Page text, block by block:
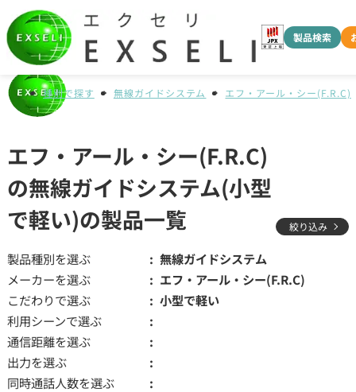
製品検索
種別で探す 無線ガイドシステム エフ・アール・シー(F.R.C)
エフ・アール・シー(F.R.C)
の無線ガイドシステム(小型
で軽い)の製品一覧
絞り込み
製品種別を選ぶ
無線ガイドシステム
メーカーを選ぶ
エフ・アール・シー(F.R.C)
こだわりで選ぶ
小型で軽い
利用シーンで選ぶ
通信距離を選ぶ
出力を選ぶ
同時通話人数を選ぶ